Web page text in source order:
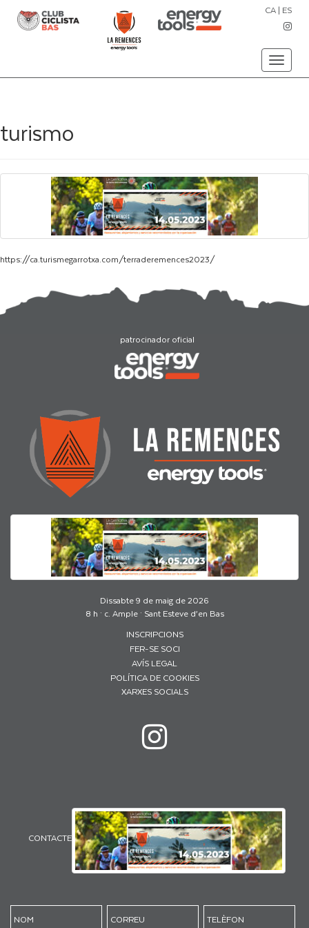
Toggle
CA | ES
turismo
https://ca.turismegarrotxa.com/terraderemences2023/
patrocinador oficial
Dissabte 9 de maig de 2026
8 h · c. Ample · Sant Esteve d’en Bas
INSCRIPCIONS
FER-SE SOCI
AVÍS LEGAL
POLÍTICA DE COOKIES
XARXES SOCIALS
CONTACTE